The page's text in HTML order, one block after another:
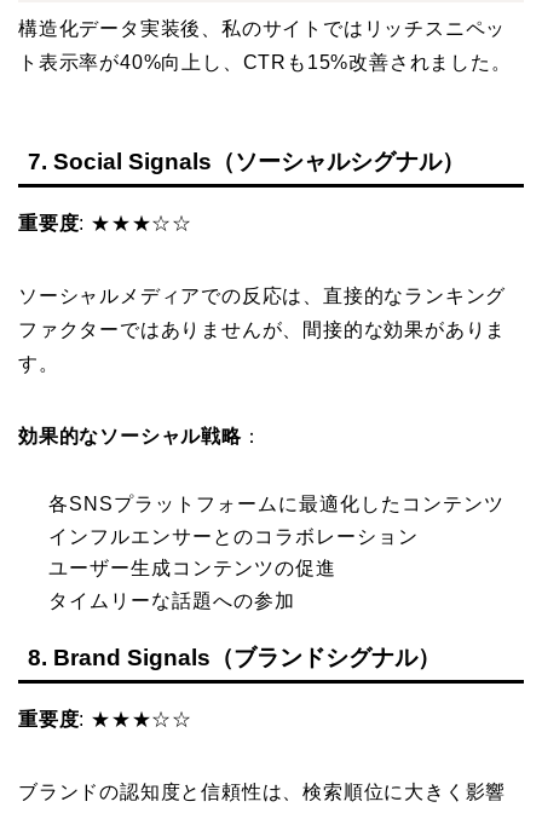
構造化データ実装後、私のサイトではリッチスニペッ
ト表示率が40%向上し、CTRも15%改善されました。
7. Social Signals（ソーシャルシグナル）
重要度: ★★★☆☆
ソーシャルメディアでの反応は、直接的なランキング
ファクターではありませんが、間接的な効果がありま
す。
効果的なソーシャル戦略：
各SNSプラットフォームに最適化したコンテンツ
インフルエンサーとのコラボレーション
ユーザー生成コンテンツの促進
タイムリーな話題への参加
8. Brand Signals（ブランドシグナル）
重要度: ★★★☆☆
ブランドの認知度と信頼性は、検索順位に大きく影響